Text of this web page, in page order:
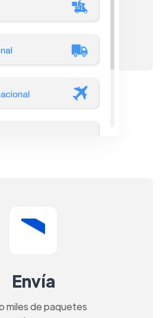
Envía
miles de paquetes